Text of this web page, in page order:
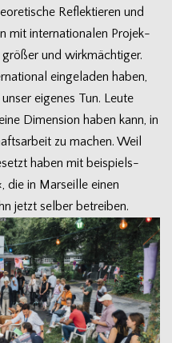
Reflek­tie­ren und
mit inter­na­tio­na­len Pro­jek­
und wirk­mäch­ti­ger.
ein­ge­la­den haben,
eige­nes Tun. Leute
Dimen­sion haben kann, in
zu machen. Weil
haben mit bei­spiels­
die in Mar­seille einen
jetzt sel­ber betreiben.